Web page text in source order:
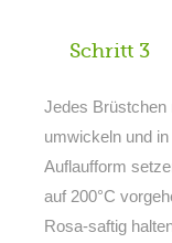
Schritt 3
Jedes Brüstchen
umwickeln und
Auflaufform
auf 200°C
Rosa-saftig